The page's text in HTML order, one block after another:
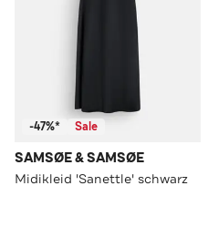
-47%* Sale
SAMSØE & SAMSØE
Midikleid 'Sanettle' schwarz